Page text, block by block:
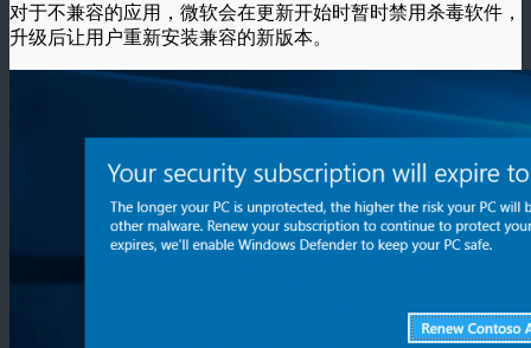
对于不兼容的应用，微软会在更新开始时暂时禁用杀毒软件，
升级后让用户重新安装兼容的新版本。